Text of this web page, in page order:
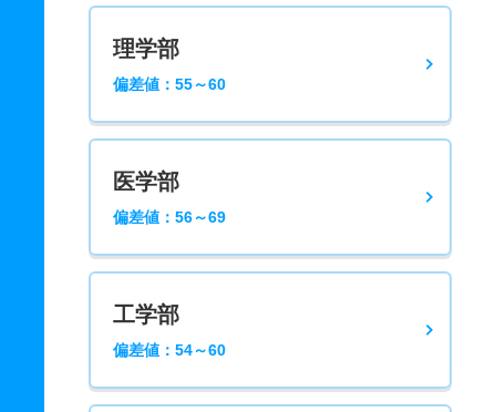
理学部
偏差値：55～60
医学部
偏差値：56～69
工学部
偏差値：54～60